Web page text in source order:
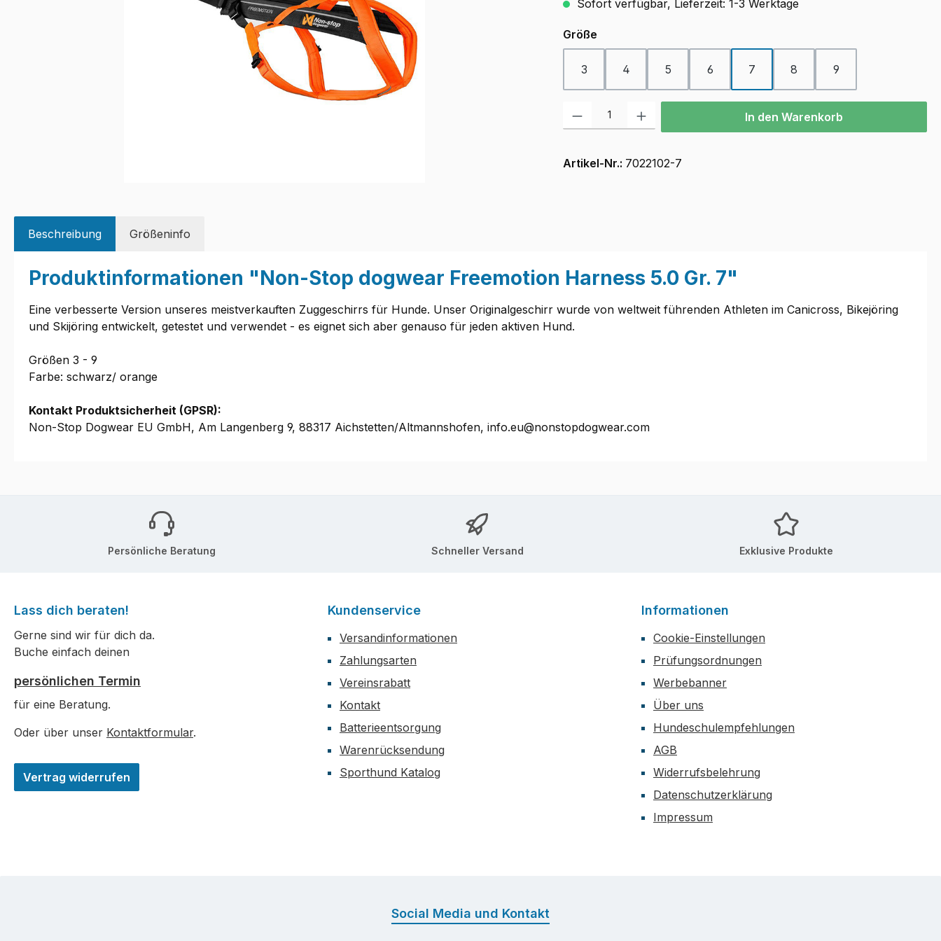
Sofort verfügbar, Lieferzeit: 1-3 Werktage
Größe
3 4 5 6 7 8 9
Produkt Anzahl: Gib den gewünschten Wert ein oder benutze die Schaltflächen
In den Warenkorb
Artikel-Nr.: 7022102-7
Beschreibung Größeninfo
Produktinformationen "Non-Stop dogwear Freemotion Harness 5.0 Gr. 7"
Eine verbesserte Version unseres meistverkauften Zuggeschirrs für Hunde. Unser Originalgeschirr wurde von weltweit führenden Athleten im Canicross, Bikejöring
und Skijöring entwickelt, getestet und verwendet - es eignet sich aber genauso für jeden aktiven Hund.
Größen 3 - 9
Farbe: schwarz/ orange
Kontakt Produktsicherheit (GPSR):
Non-Stop Dogwear EU GmbH, Am Langenberg 9, 88317 Aichstetten/Altmannshofen, info.eu@nonstopdogwear.com
Persönliche Beratung Schneller Versand Exklusive Produkte
Lass dich beraten!
Gerne sind wir für dich da.
Buche einfach deinen
persönlichen Termin
für eine Beratung.
Oder über unser Kontaktformular.
Vertrag widerrufen
Kundenservice
Versandinformationen
Zahlungsarten
Vereinsrabatt
Kontakt
Batterieentsorgung
Warenrücksendung
Sporthund Katalog
Informationen
Cookie-Einstellungen
Prüfungsordnungen
Werbebanner
Über uns
Hundeschulempfehlungen
AGB
Widerrufsbelehrung
Datenschutzerklärung
Impressum
Social Media und Kontakt